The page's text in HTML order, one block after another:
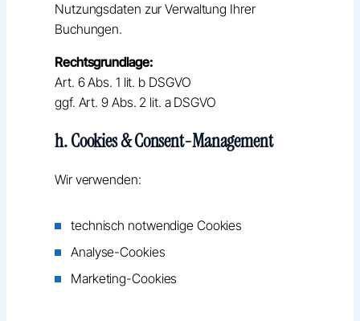
Nutzungsdaten zur Verwaltung Ihrer
Buchungen.
Rechtsgrundlage:
Art. 6 Abs. 1 lit. b DSGVO
ggf. Art. 9 Abs. 2 lit. a DSGVO
h. Cookies & Consent-Management
Wir verwenden:
technisch notwendige Cookies
Analyse-Cookies
Marketing-Cookies